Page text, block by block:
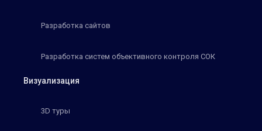
Разработка сайтов
Разработка систем объективного контроля СОК
Визуализация
3D туры